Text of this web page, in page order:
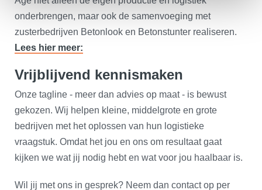
onderbrengen, maar ook de samenvoeging met
zusterbedrijven Betonlook en Betonstunter realiseren.
Lees hier meer:
Vrijblijvend kennismaken
Onze tagline - meer dan advies op maat - is bewust
gekozen. Wij helpen kleine, middelgrote en grote
bedrijven met het oplossen van hun logistieke
vraagstuk. Omdat het jou en ons om resultaat gaat
kijken we wat jij nodig hebt en wat voor jou haalbaar is.
Wil jij met ons in gesprek? Neem dan contact op per